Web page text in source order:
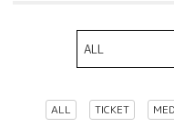
ALL TICKET